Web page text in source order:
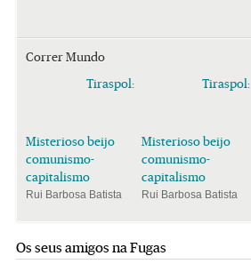
Correr Mundo
Tiraspol:
Misterioso beijo
comunismo-
capitalismo
Rui Barbosa Batista
Tiraspol:
Misterioso beijo
comunismo-
capitalismo
Rui Barbosa Batista
Os seus amigos na Fugas